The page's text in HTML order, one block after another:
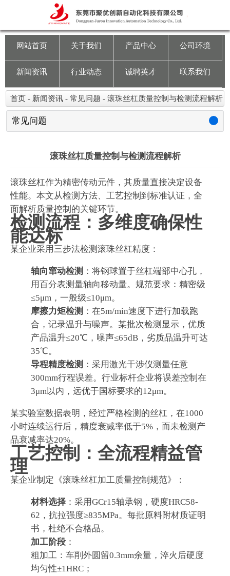
网站首页
公司环境
联系我们
网站首页 关于我们 产品中心 公司环境
新闻资讯 行业动态 诚聘英才 联系我们
首页 - 新闻资讯 - 常见问题 - 滚珠丝杠质量控制与检测流程解析
常见问题
滚珠丝杠质量控制与检测流程解析
滚珠丝杠作为精密传动元件，其质量直接决定设备
性能。本文从检测方法、工艺控制到标准认证，全
面解析质量控制的关键环节。
检测流程：多维度确保性
能达标
某企业采用三步法检测滚珠丝杠精度：
轴向窜动检测 ：将钢球置于丝杠端部中心孔，
用百分表测量轴向移动量。规范要求：精密级
≤5μm，一般级≤10μm。
摩擦力矩检测 ：在5m/min速度下进行加载跑
合，记录温升与噪声。某批次检测显示，优质
产品温升≤20℃，噪声≤65dB，劣质品温升可达
35℃。
导程精度检测 ：采用激光干涉仪测量任意
300mm行程误差。行业标杆企业将误差控制在
3μm以内，远优于国标要求的12μm。
某实验室数据表明，经过严格检测的丝杠，在1000
小时连续运行后，精度衰减率低于5%，而未检测产
品衰减率达20%。
工艺控制：全流程精益管
理
某企业制定《滚珠丝杠加工质量控制规范》：
材料选择 ：采用GCr15轴承钢，硬度HRC58-
62，抗拉强度≥835MPa。每批原料附材质证明
书，杜绝不合格品。
加工阶段 ：
粗加工：车削外圆留0.3mm余量，淬火后硬度
均匀性±1HRC；